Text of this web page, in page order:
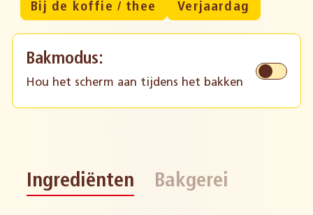
Bij de koffie / thee
Verjaardag
Bakmodus:
Hou het scherm aan tijdens het bakken
Ingrediënten Bakgerei